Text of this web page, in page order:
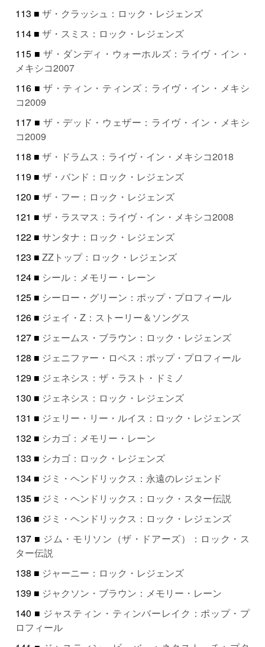
113 ■ザ・クラッシュ：ロック・レジェンズ
114 ■ザ・スミス：ロック・レジェンズ
115 ■ザ・ダンディ・ウォーホルズ：ライヴ・イン・
メキシコ2007
116 ■ザ・ティン・ティンズ：ライヴ・イン・メキシ
コ2009
117 ■ザ・デッド・ウェザー：ライヴ・イン・メキシ
コ2009
118 ■ザ・ドラムス：ライヴ・イン・メキシコ2018
119 ■ザ・バンド：ロック・レジェンズ
120 ■ザ・フー：ロック・レジェンズ
121 ■ザ・ラスマス：ライヴ・イン・メキシコ2008
122 ■サンタナ：ロック・レジェンズ
123 ■ZZトップ：ロック・レジェンズ
124 ■ シール：メモリー・レーン
125 ■ シーロー・グリーン：ポップ・プロフィール
126 ■ ジェイ・Z：ストーリー＆ソングス
127 ■ ジェームス・ブラウン：ロック・レジェンズ
128 ■ ジェニファー・ロペス：ポップ・プロフィール
129 ■ ジェネシス：ザ・ラスト・ドミノ
130 ■ ジェネシス：ロック・レジェンズ
131 ■ ジェリー・リー・ルイス：ロック・レジェンズ
132 ■ シカゴ：メモリー・レーン
133 ■ シカゴ：ロック・レジェンズ
134 ■ ジミ・ヘンドリックス：永遠のレジェンド
135 ■ ジミ・ヘンドリックス：ロック・スター伝説
136 ■ ジミ・ヘンドリックス：ロック・レジェンズ
137 ■ ジム・モリソン（ザ・ドアーズ）：ロック・ス
ター伝説
138 ■ ジャーニー：ロック・レジェンズ
139 ■ ジャクソン・ブラウン：メモリー・レーン
140 ■ ジャスティン・ティンバーレイク：ポップ・プ
ロフィール